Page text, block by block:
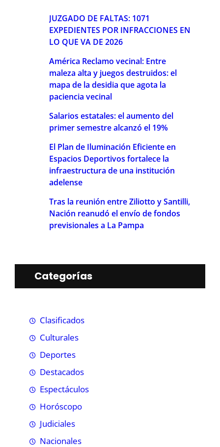
JUZGADO DE FALTAS: 1071
EXPEDIENTES POR INFRACCIONES EN
LO QUE VA DE 2026
América Reclamo vecinal: Entre
maleza alta y juegos destruidos: el
mapa de la desidia que agota la
paciencia vecinal
Salarios estatales: el aumento del
primer semestre alcanzó el 19%
El Plan de Iluminación Eficiente en
Espacios Deportivos fortalece la
infraestructura de una institución
adelense
Tras la reunión entre Ziliotto y Santilli,
Nación reanudó el envío de fondos
previsionales a La Pampa
Categorías
Clasificados
Culturales
Deportes
Destacados
Espectáculos
Horóscopo
Judiciales
Nacionales